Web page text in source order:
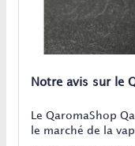
Notre avis sur le
Le QaromaShop
le marché de la